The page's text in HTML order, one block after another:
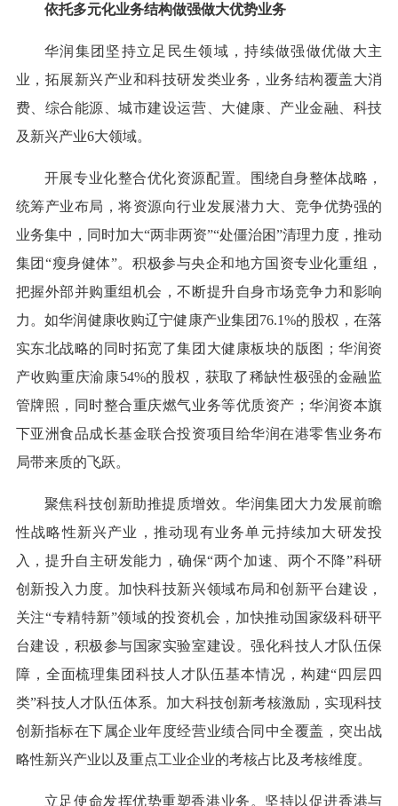
依托多元化业务结构做强做大优势业务
华润集团坚持立足民生领域，持续做强做优做大主
业，拓展新兴产业和科技研发类业务，业务结构覆盖大消
费、综合能源、城市建设运营、大健康、产业金融、科技
及新兴产业6大领域。
开展专业化整合优化资源配置。围绕自身整体战略，
统筹产业布局，将资源向行业发展潜力大、竞争优势强的
业务集中，同时加大“两非两资”“处僵治困”清理力度，推动
集团“瘦身健体”。积极参与央企和地方国资专业化重组，
把握外部并购重组机会，不断提升自身市场竞争力和影响
力。如华润健康收购辽宁健康产业集团76.1%的股权，在落
实东北战略的同时拓宽了集团大健康板块的版图；华润资
产收购重庆渝康54%的股权，获取了稀缺性极强的金融监
管牌照，同时整合重庆燃气业务等优质资产；华润资本旗
下亚洲食品成长基金联合投资项目给华润在港零售业务布
局带来质的飞跃。
聚焦科技创新助推提质增效。华润集团大力发展前瞻
性战略性新兴产业，推动现有业务单元持续加大研发投
入，提升自主研发能力，确保“两个加速、两个不降”科研
创新投入力度。加快科技新兴领域布局和创新平台建设，
关注“专精特新”领域的投资机会，加快推动国家级科研平
台建设，积极参与国家实验室建设。强化科技人才队伍保
障，全面梳理集团科技人才队伍基本情况，构建“四层四
类”科技人才队伍体系。加大科技创新考核激励，实现科技
创新指标在下属企业年度经营业绩合同中全覆盖，突出战
略性新兴产业以及重点工业企业的考核占比及考核维度。
立足使命发挥优势重塑香港业务。坚持以促进香港与